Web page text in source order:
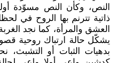
النص، وكأن النص مسوّدة
ذاتية تترنم بها الروح في
العشق والمرأة، كما نجد
يشكّل حالة ارتباك روحية
بدهيات الثبات أو التشبث،